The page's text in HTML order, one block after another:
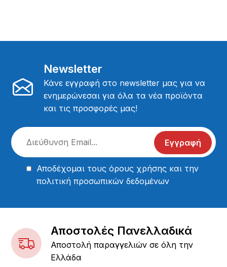
Newsletter
Κάνε εγγραφή στο newsletter μας για να
ενημερώνεσαι για όλα τα νέα προϊόντα
και τις προσφορές μας!
Εγγραφή
Αποδέχομαι τουςόρους χρήσης και την
πολιτική προσωπικών δεδομένων
Αποστολές Πανελλαδικά
Αποστολή παραγγελιών σε όλη την
Ελλάδα